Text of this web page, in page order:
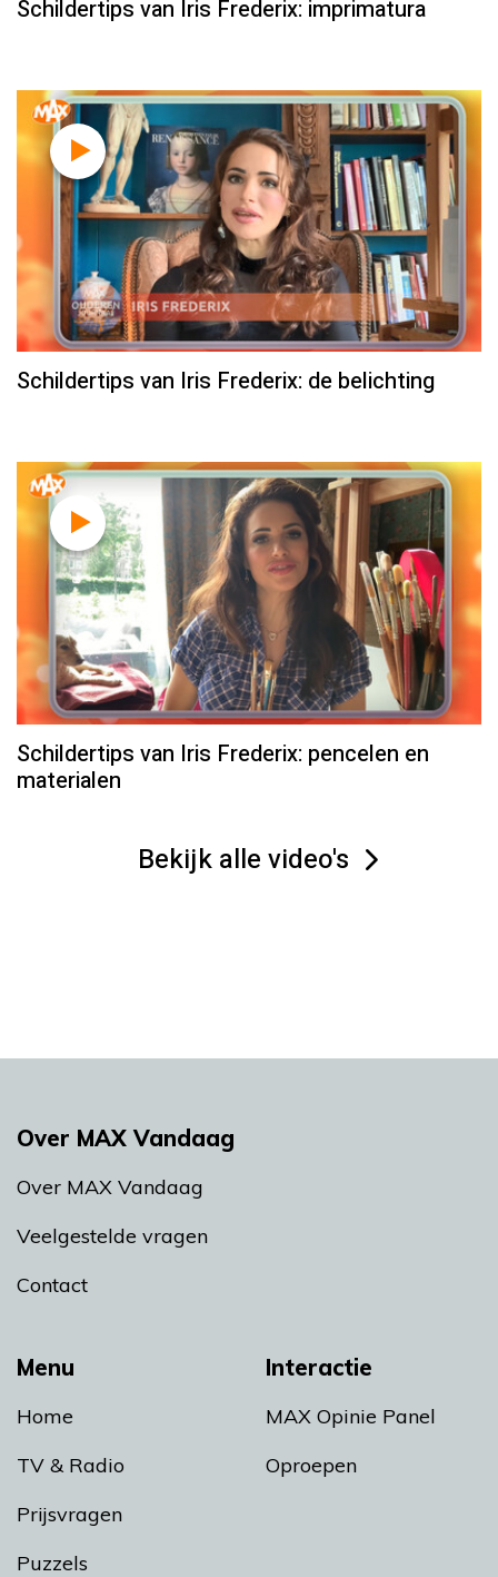
Schildertips van Iris Frederix: imprimatura
Schildertips van Iris Frederix: de belichting
Schildertips van Iris Frederix: pencelen en
materialen
Bekijk alle video's
Menu
Home
TV & Radio
Prijsvragen
Puzzels
Interactie
MAX Opinie Panel
Oproepen
Over MAX Vandaag
Over MAX Vandaag
Veelgestelde vragen
Contact